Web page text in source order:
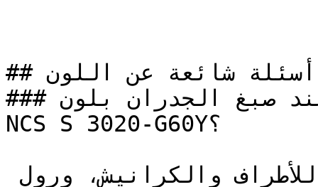
## أسئلة شائعة عن اللون
### كيف تحصل على نتيجة مثالية عند صبغ الجدران بلون
NCS S 3020-G60Y؟